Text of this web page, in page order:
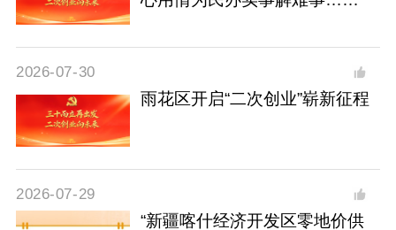
2026-07-30
雨花区开启“二次创业”崭新征程
2026-07-29
“新疆喀什经济开发区零地价供